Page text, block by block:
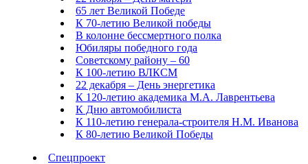
65 лет Великой Победе
К 70-летию Великой победы
В колонне бессмертного полка
Юбиляры победного года
Советскому району – 60
К 100-летию ВЛКСМ
22 декабря – День энергетика
К 120-летию академика М.А. Лаврентьева
К Дню автомобилиста
К 110-летию генерала-строителя Н.М. Иванова
К 80-летию Великой Победы
Спецпроект